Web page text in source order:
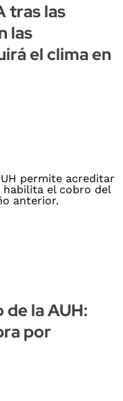
tras las
las
el clima en
la AUH:
por